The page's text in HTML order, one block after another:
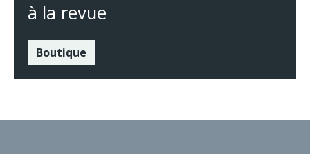
à la revue
Boutique